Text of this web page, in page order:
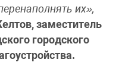
их»,
заместитель
городского